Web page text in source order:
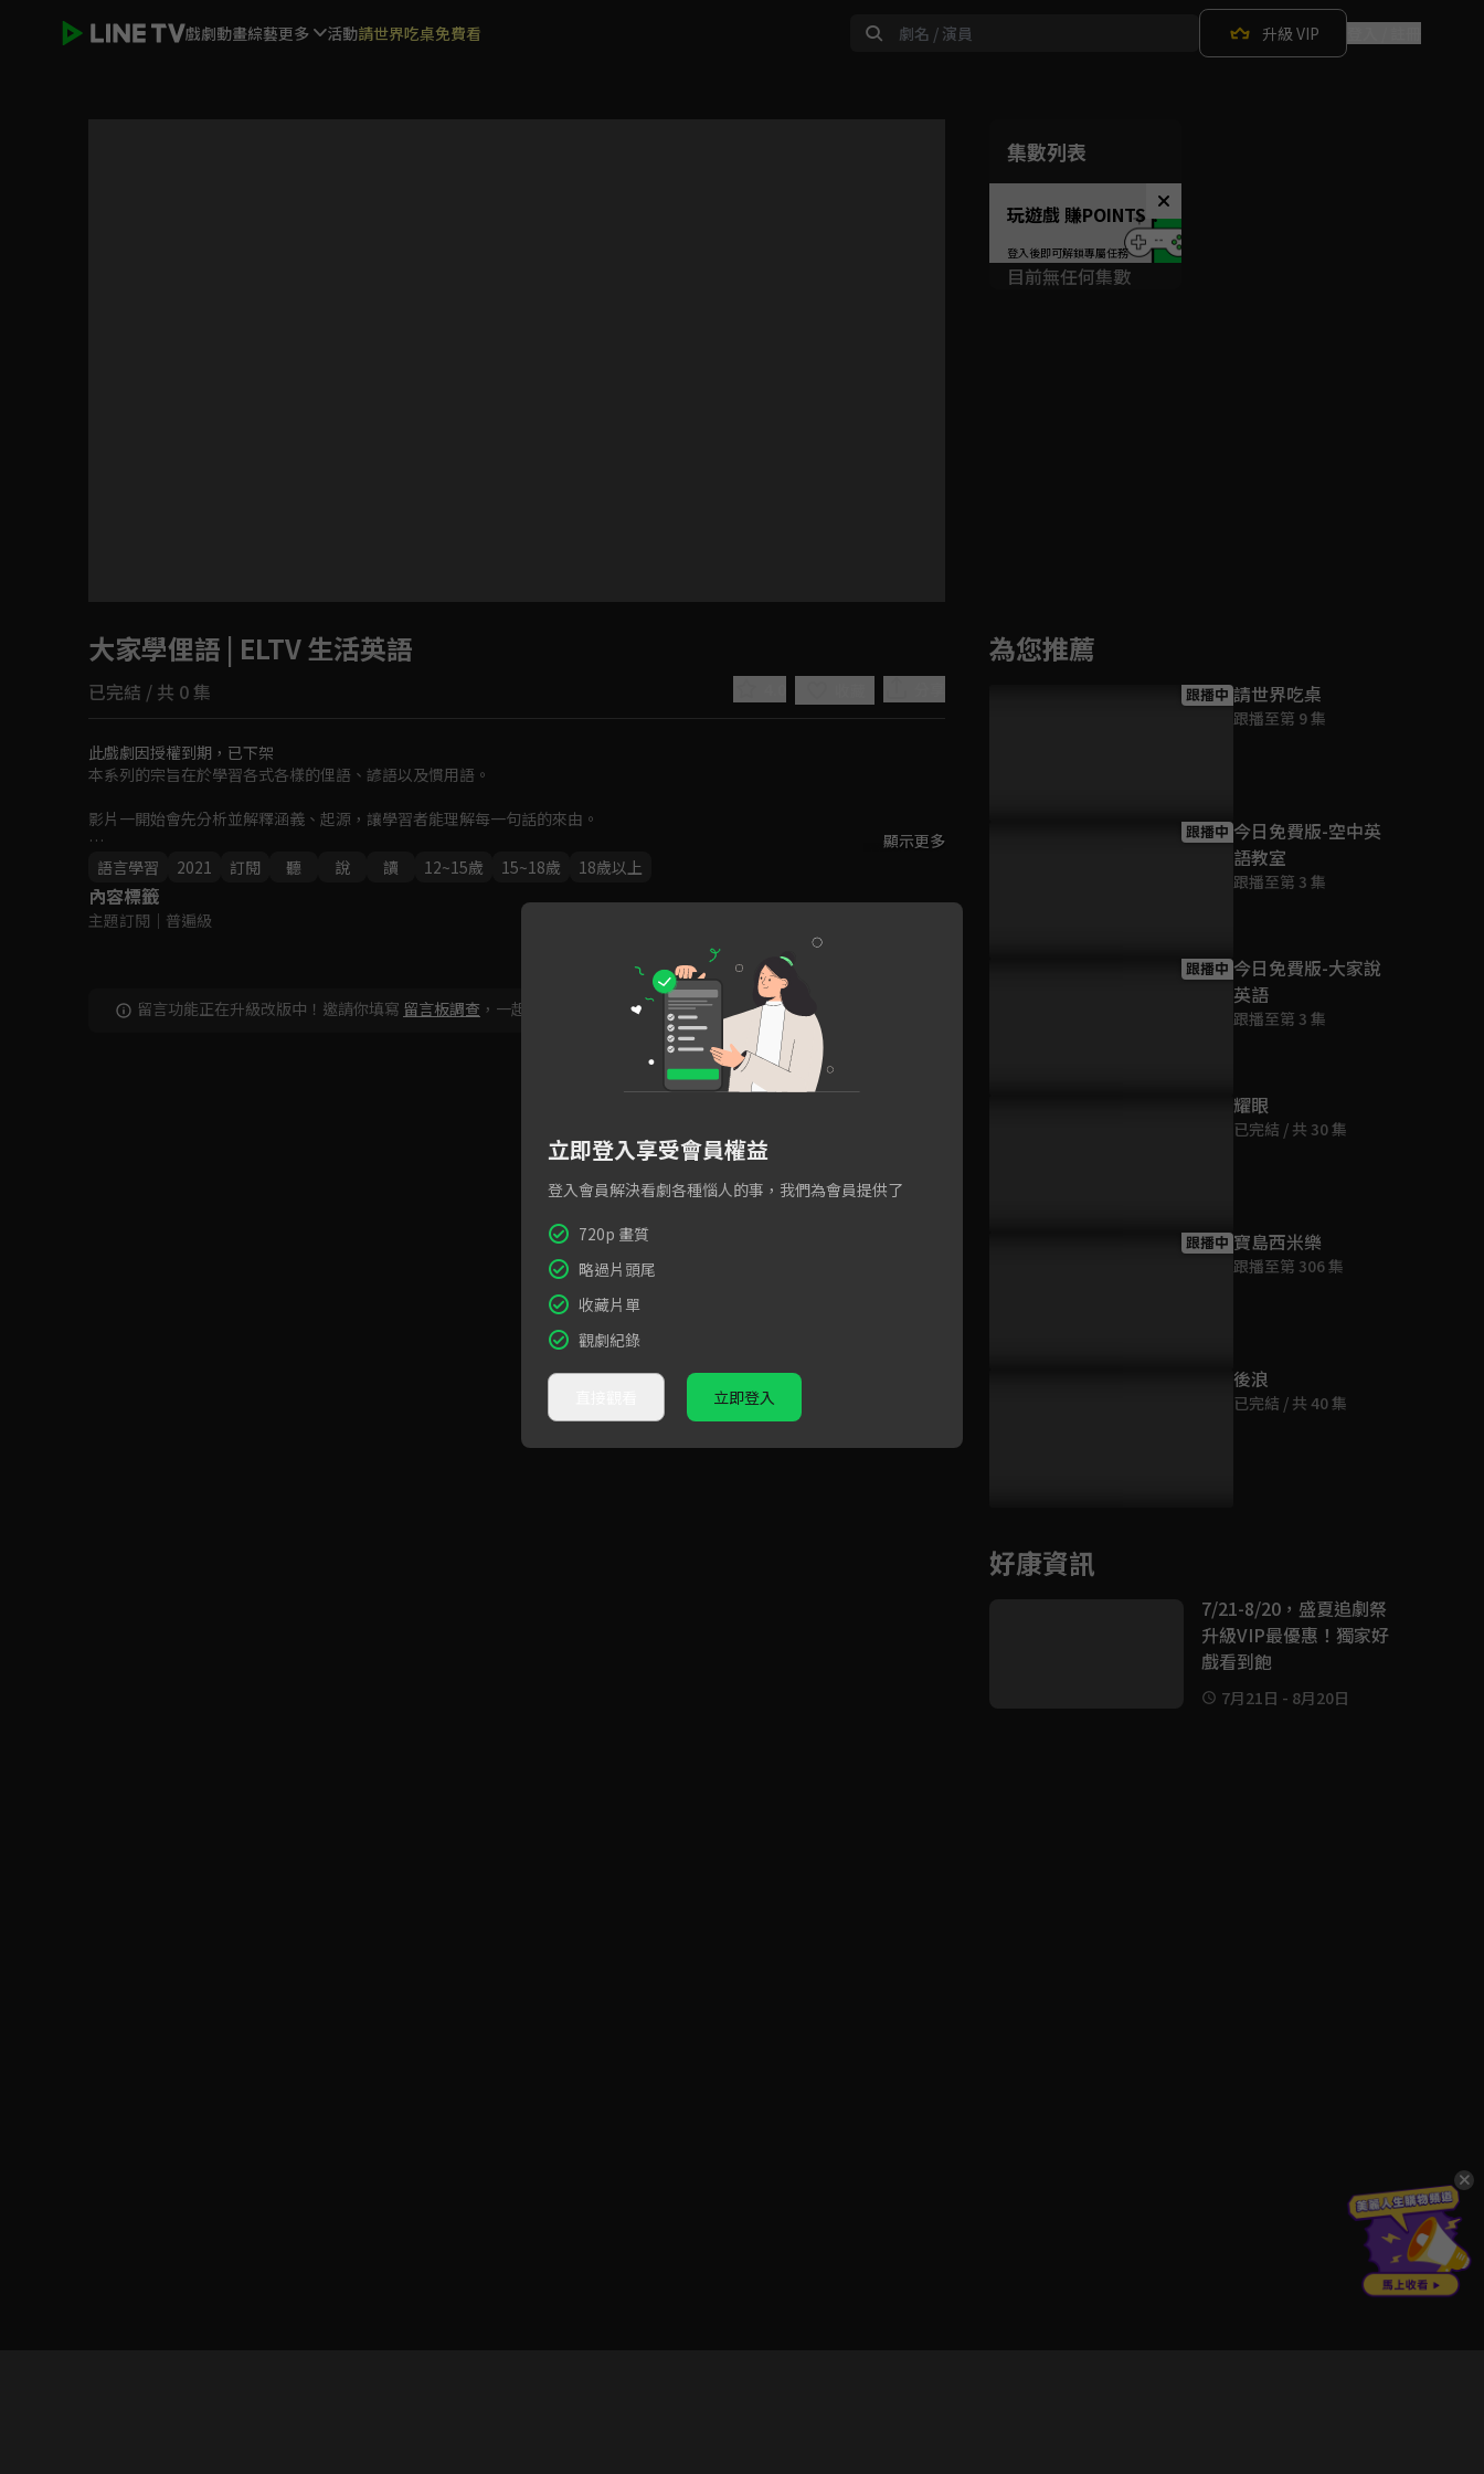
戲劇動畫綜藝更多 活動請世界吃桌免費看 升級 VIP
Play
如有不便請見諒
集數列表
玩遊戲 賺POINTS！
目前無任何集數
大家學俚語 | ELTV 生活英語
已完結 / 共 0 集
此戲劇因授權到期，已下架
本系列的宗旨在於學習各式各樣的俚語、諺語以及慣用語。
影片一開始會先分析並解釋涵義、起源，讓學習者能理解每一句話的來由。
在正確的理解緣由後，再透過分解展示如何利用嘴唇、牙齒、舌頭、下巴及臉部肌肉進行正確的發音。
顯示更多
語言學習
2021 訂閱 聽 說 讀 12~15歲 15~18歲 18歲以上
內容標籤
主題訂閱 ｜ 普遍級
留言功能正在升級改版中！邀請你填寫 留言板調查 ，一起共創新版留言功能！
為您推薦
跟播中 請世界吃桌
跟播至第 9 集
跟播中 今日免費版-空中英
語教室
跟播至第 3 集
跟播中 今日免費版-大家說
英語
跟播至第 3 集
耀眼
已完結 / 共 30 集
跟播中 寶島西米樂
跟播至第 306 集
後浪
已完結 / 共 40 集
好康資訊
7/21-8/20，盛夏追劇祭
升級VIP最優惠！獨家好
戲看到飽
7月21日 - 8月20日
立即登入享受會員權益
登入會員解決看劇各種惱人的事，我們為會員提供了
720p 畫質
略過片頭尾
收藏片單
觀劇紀錄
立即登入